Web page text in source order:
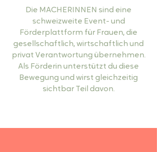
Die MACHERINNEN sind eine
schweizweite Event- und
Förderplattform für Frauen, die
gesellschaftlich, wirtschaftlich und
privat Verantwortung übernehmen.
Als Förderin unterstützt du diese
Bewegung und wirst gleichzeitig
sichtbar Teil davon.